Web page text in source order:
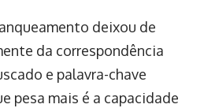
deixou de
da correspondência
e palavra-chave
pesa mais é a capacidade